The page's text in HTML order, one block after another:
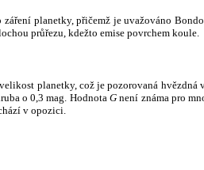
planetky, přičemž je uvažováno
průřezu, kdežto emise povrchem koule.
planetky, což je pozorovaná
o 0,3 mag. HodnotaG není známa pro
v opozici.